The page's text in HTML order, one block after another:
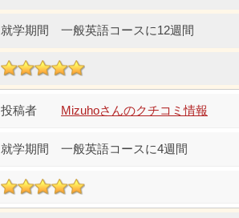
一般英語コースに12週間
Mizuhoさんのクチコミ情報
一般英語コースに4週間